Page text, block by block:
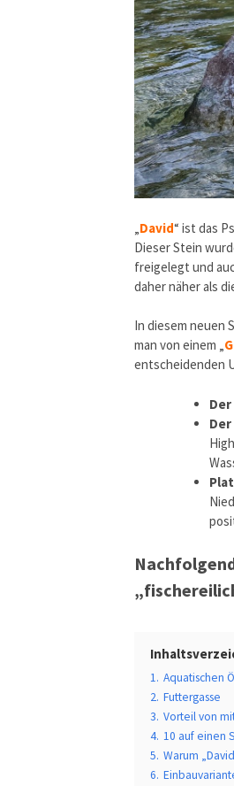
David“ ist das
Dieser Stein
freigelegt und
daher näher als
In diesem neuen
man von einem „
entscheidenden
1. Aquatischen
2. Futtergasse
3. Vorteil von
4. 10 auf einen
5. Warum
6.